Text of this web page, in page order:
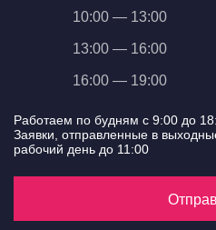
10:00 — 13:00
13:00 — 16:00
16:00 — 19:00
Работаем по будням с 9:00 до
Заявки, отправленные в
рабочий день до 11:00